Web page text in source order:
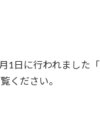
1日に行われました
ください。